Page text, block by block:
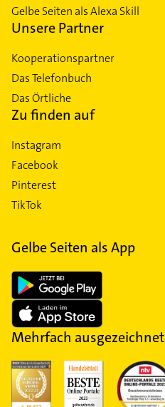
Gelbe Seiten als Alexa Skill
Unsere Partner
Kooperationspartner
Das Telefonbuch
Das Örtliche
Zu finden auf
Instagram
Facebook
Pinterest
TikTok
Gelbe Seiten als App
Mehrfach ausgezeichnet